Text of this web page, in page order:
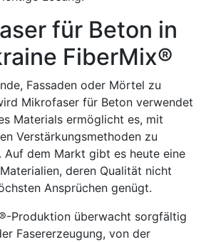
für Beton in
FiberMix®
Fassaden oder Mörtel zu
Mikrofaser für Beton verwendet
Materials ermöglicht es, mit
Verstärkungsmethoden zu
Auf dem Markt gibt es heute eine
deren Qualität nicht
Ansprüchen genügt.
Produktion überwacht sorgfältig
Fasererzeugung, von der